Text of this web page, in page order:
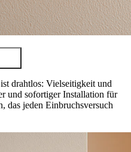
drahtlos: Vielseitigkeit und
und sofortiger Installation für
das jeden Einbruchsversuch